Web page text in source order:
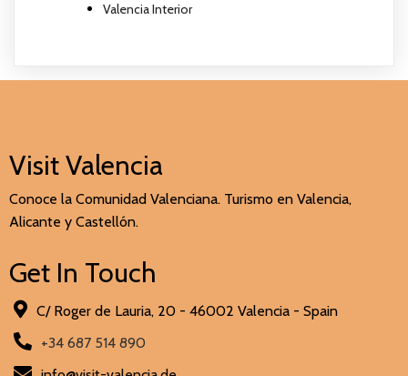
Valencia Interior
Visit Valencia
Conoce la Comunidad Valenciana. Turismo en Valencia,
Alicante y Castellón.
Get In Touch
C/ Roger de Lauria, 20 - 46002 Valencia - Spain
+34 687 514 890